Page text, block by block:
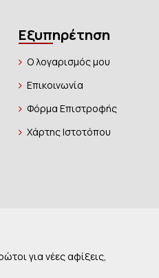
Εξυπηρέτηση
Ο λογαρισμός μου
Επικοινωνία
Φόρμα Επιστροφής
Χάρτης Ιστοτόπου
για νέες αφίξεις,